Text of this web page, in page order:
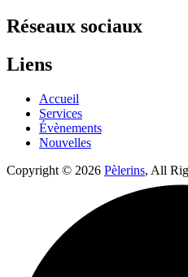
Réseaux sociaux
Liens
Accueil
Services
Évènements
Nouvelles
Copyright © 2026 Pèlerins, All